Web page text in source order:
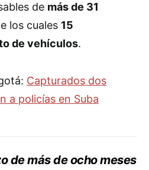
de más de 31
los cuales 15
de vehículos.
Capturados dos
a policías en Suba
de más de ocho meses